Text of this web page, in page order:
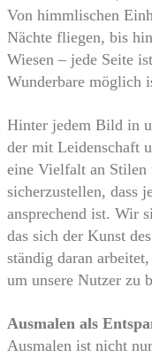
Von himmlischen
Nächte fliegen, bis
Wiesen – jede Seite
Wunderbare möglich
Hinter jedem Bild in
der mit Leidenschaft
eine Vielfalt an Stilen
sicherzustellen, dass
ansprechend ist. Wir
das sich der Kunst
ständig daran
um unsere Nutzer zu
Ausmalen als
Ausmalen ist nicht